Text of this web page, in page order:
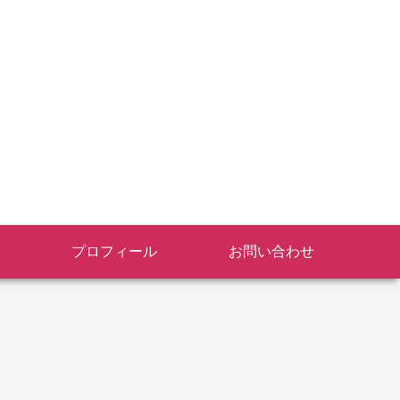
プロフィール お問い合わせ